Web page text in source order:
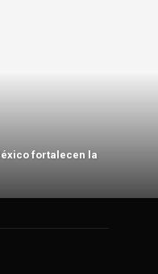
fortalecen la